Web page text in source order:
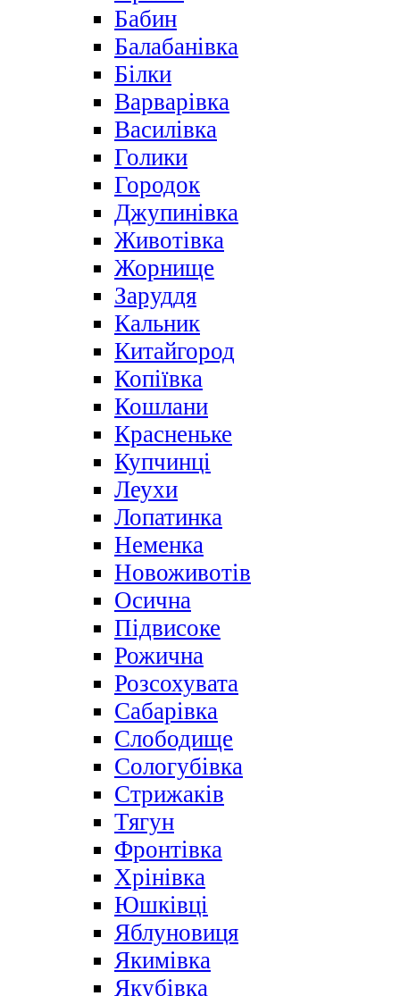
Бабин
Балабанівка
Білки
Варварівка
Василівка
Голики
Городок
Джупинівка
Животівка
Жорнище
Заруддя
Кальник
Китайгород
Копіївка
Кошлани
Красненьке
Купчинці
Леухи
Лопатинка
Неменка
Новоживотів
Осична
Підвисоке
Рожична
Розсохувата
Сабарівка
Слободище
Сологубівка
Стрижаків
Тягун
Фронтівка
Хрінівка
Юшківці
Яблуновиця
Якимівка
Якубівка